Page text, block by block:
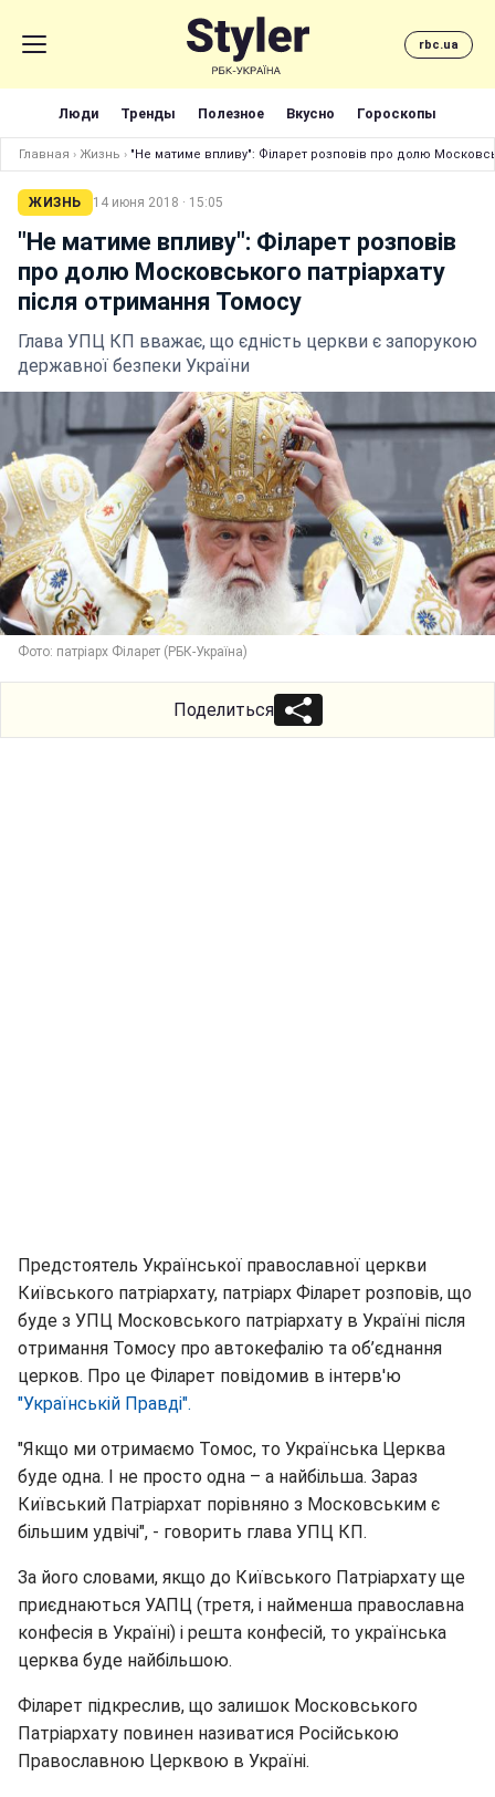
rbc.ua
Люди Тренды Полезное Вкусно Гороскопы
Главная › Жизнь › "Не матиме впливу": Філарет розповів про долю
ЖИЗНЬ 14 июня 2018 · 15:05
"Не матиме впливу": Філарет розповів
про долю Московського патріархату
після отримання Томосу
Глава УПЦ КП вважає, що єдність церкви є запорукою
державної безпеки України
Фото: патріарх Філарет (РБК-Україна)
Поделиться
Предстоятель Української православної церкви
Київського патріархату, патріарх Філарет розповів, що
буде з УПЦ Московського патріархату в Україні після
отримання Томосу про автокефалію та об’єднання
церков. Про це Філарет повідомив в інтерв'ю
"Українській Правді".
"Якщо ми отримаємо Томос, то Українська Церква
буде одна. І не просто одна – а найбільша. Зараз
Київський Патріархат порівняно з Московським є
більшим удвічі", - говорить глава УПЦ КП.
За його словами, якщо до Київського Патріархату ще
приєднаються УАПЦ (третя, і найменша православна
конфесія в Україні) і решта конфесій, то українська
церква буде найбільшою.
Філарет підкреслив, що залишок Московського
Патріархату повинен називатися Російською
Православною Церквою в Україні.